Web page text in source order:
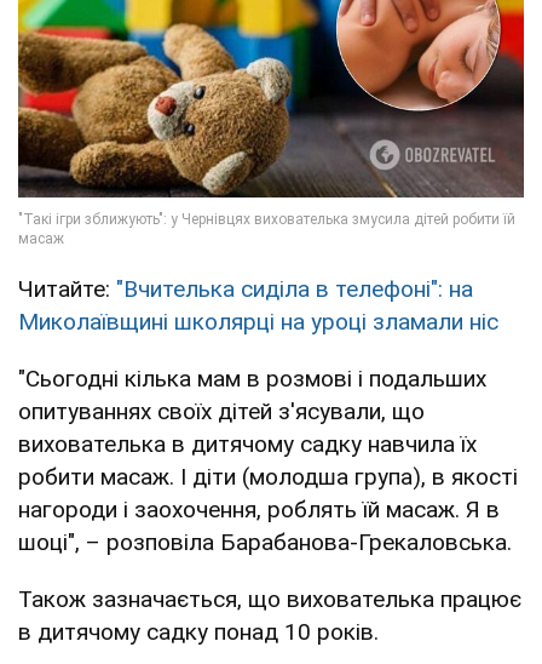
Читайте: "Вчителька сиділа в телефоні": на
Миколаївщині школярці на уроці зламали ніс
"Сьогодні кілька мам в розмові і подальших
опитуваннях своїх дітей з'ясували, що
вихователька в дитячому садку навчила їх
робити масаж. І діти (молодша група), в якості
нагороди і заохочення, роблять їй масаж. Я в
шоці", – розповіла Барабанова-Грекаловська.
Також зазначається, що вихователька працює
в дитячому садку понад 10 років.